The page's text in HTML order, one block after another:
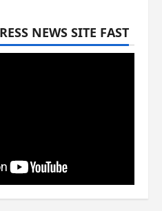
NEWS SITE FAST